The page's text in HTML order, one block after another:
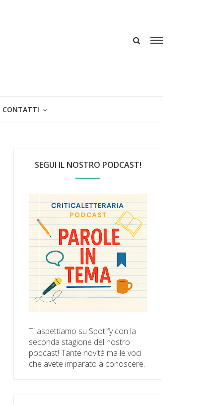
CONTATTI
SEGUI IL NOSTRO PODCAST!
Ti aspettiamo su Spotify con la
seconda stagione del nostro
podcast! Tante novità ma le voci
che avete imparato a conoscere.